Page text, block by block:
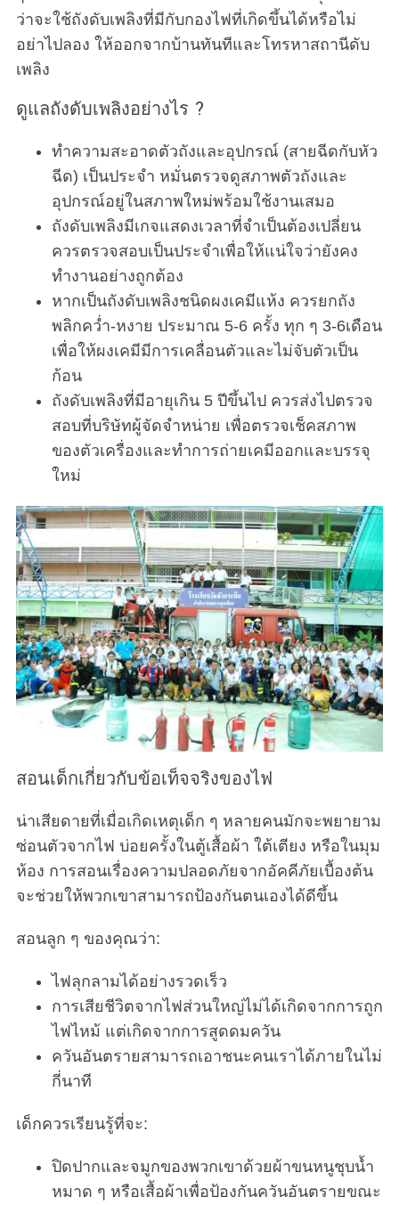
ว่าจะใช้ถังดับเพลิงที่มีกับกองไฟที่เกิดขึ้นได้หรือไม่
อย่าไปลอง ให้ออกจากบ้านทันทีและโทรหาสถานีดับ
เพลิง
ดูแลถังดับเพลิงอย่างไร ?
ทำความสะอาดตัวถังและอุปกรณ์ (สายฉีดกับหัว
ฉีด) เป็นประจำ หมั่นตรวจดูสภาพตัวถังและ
อุปกรณ์อยู่ในสภาพใหม่พร้อมใช้งานเสมอ
ถังดับเพลิงมีเกจแสดงเวลาที่จำเป็นต้องเปลี่ยน
ควรตรวจสอบเป็นประจำเพื่อให้แน่ใจว่ายังคง
ทำงานอย่างถูกต้อง
หากเป็นถังดับเพลิงชนิดผงเคมีแห้ง ควรยกถัง
พลิกคว่ำ-หงาย ประมาณ 5-6 ครั้ง ทุก ๆ 3-6เดือน
เพื่อให้ผงเคมีมีการเคลื่อนตัวและไม่จับตัวเป็น
ก้อน
ถังดับเพลิงที่มีอายุเกิน 5 ปีขึ้นไป ควรส่งไปตรวจ
สอบที่บริษัทผู้จัดจำหน่าย เพื่อตรวจเช็คสภาพ
ของตัวเครื่องและทำการถ่ายเคมีออกและบรรจุ
ใหม่
สอนเด็กเกี่ยวกับข้อเท็จจริงของไฟ
น่าเสียดายที่เมื่อเกิดเหตุเด็ก ๆ หลายคนมักจะพยายาม
ซ่อนตัวจากไฟ บ่อยครั้งในตู้เสื้อผ้า ใต้เตียง หรือในมุม
ห้อง การสอนเรื่องความปลอดภัยจากอัคคีภัยเบื้องต้น
จะช่วยให้พวกเขาสามารถป้องกันตนเองได้ดีขึ้น
สอนลูก ๆ ของคุณว่า:
ไฟลุกลามได้อย่างรวดเร็ว
การเสียชีวิตจากไฟส่วนใหญ่ไม่ได้เกิดจากการถูก
ไฟไหม้ แต่เกิดจากการสูดดมควัน
ควันอันตรายสามารถเอาชนะคนเราได้ภายในไม่
กี่นาที
เด็กควรเรียนรู้ที่จะ:
ปิดปากและจมูกของพวกเขาด้วยผ้าขนหนูชุบน้ำ
หมาด ๆ หรือเสื้อผ้าเพื่อป้องกันควันอันตรายขณะ